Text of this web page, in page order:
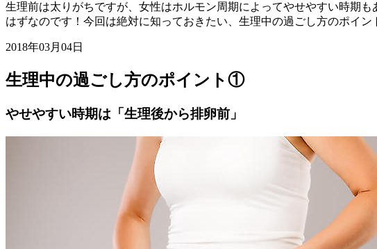
生理前は太りがちですが、女性はホルモン周期によってやせやすい時期
はずなのです！今回は絶対に知っておきたい、生理中の過ごし方のポイン
2018年03月04日
生理中の過ごし方のポイント①
やせやすい時期は「生理後から排卵前」